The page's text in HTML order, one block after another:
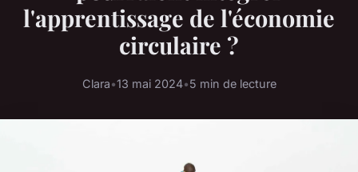
l'apprentissage de l'économie
circulaire ?
Clara•13 mai 2024•5 min de lecture